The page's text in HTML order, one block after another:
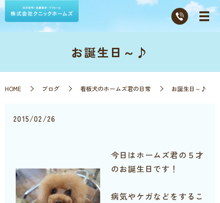
お誕生日～♪
HOME ブログ 看板犬のホームズ君の日常 お誕生日～♪
2015/02/26
今日はホームズ君の５才
のお誕生日です！
病気やケガなどをするこ